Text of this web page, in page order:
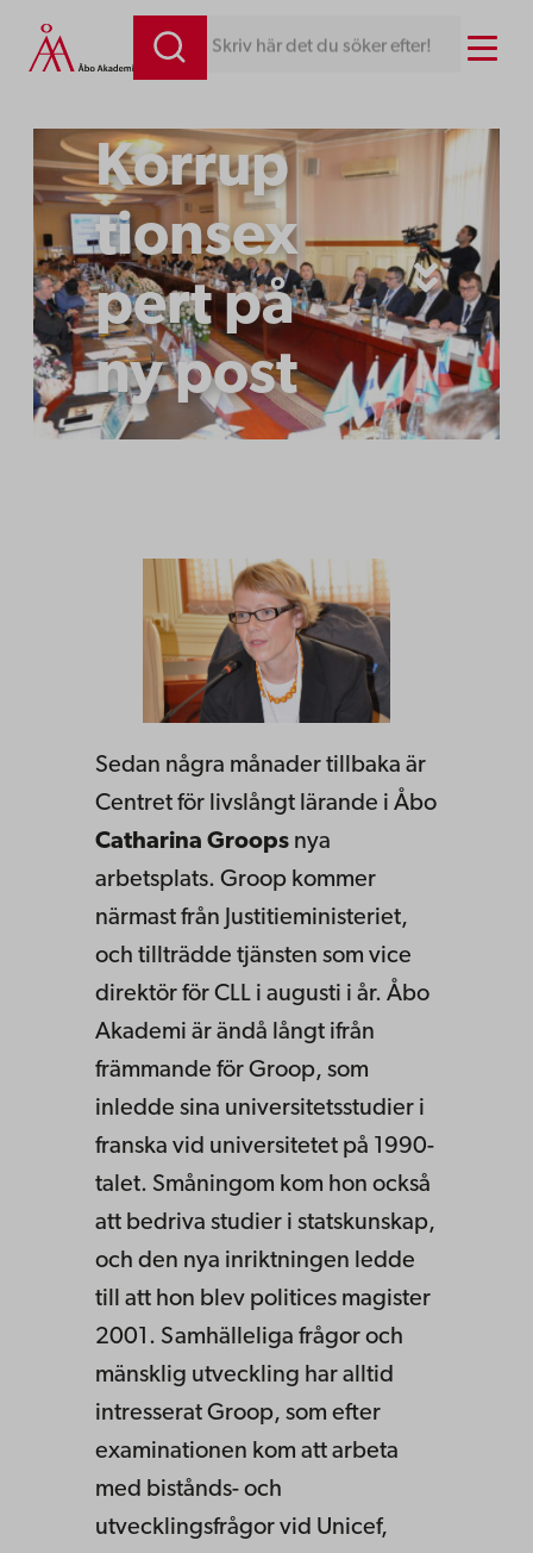
Hoppa
till
Skriv här det du söker efter! Menu
Korrup
tionsex
pert på
ny post
Sedan några månader tillbaka är
Centret för livslångt lärande i Åbo
Catharina Groops nya
arbetsplats. Groop kommer
närmast från Justitieministeriet,
och tillträdde tjänsten som vice
direktör för CLL i augusti i år. Åbo
Akademi är ändå långt ifrån
främmande för Groop, som
inledde sina universitetsstudier i
franska vid universitetet på 1990-
talet. Småningom kom hon också
att bedriva studier i statskunskap,
och den nya inriktningen ledde
till att hon blev politices magister
2001. Samhälleliga frågor och
mänsklig utveckling har alltid
intresserat Groop, som efter
examinationen kom att arbeta
med bistånds- och
utvecklingsfrågor vid Unicef,